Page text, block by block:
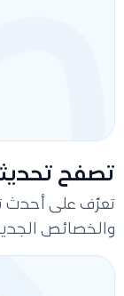
تصفح
تعرّف على أحدث
والخصائص